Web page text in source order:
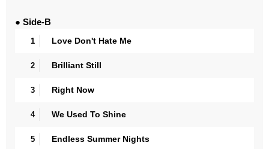
● Side-B
1 Love Don't Hate Me
2 Brilliant Still
3 Right Now
4 We Used To Shine
5 Endless Summer Nights